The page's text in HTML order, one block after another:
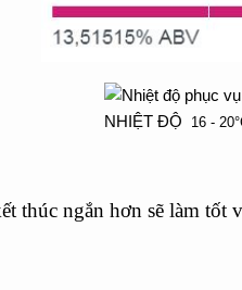
NHIỆT ĐỘ 16 -
thúc ngắn hơn sẽ làm